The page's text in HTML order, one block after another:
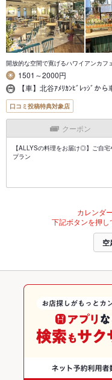
開放的な空間で寛げるハワイアンカ
1501～2000円
【車】北谷ｱﾒﾘｶﾝﾋﾞﾚｯｼﾞか
口コミ投稿特典対象店
クーポン
【ALLYSの料理をお届け◎】ご自
プラン
カレンダ
下記ボタンを押し
空